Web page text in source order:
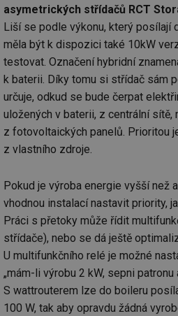
asymetrických střídačů RCT
Liší se podle výkonu, který posílají
měla být k dispozici také 10kW
testovat. Označení hybridní
k baterii. Díky tomu si střídač sám
určuje, odkud se bude čerpat
uložených v baterii, z centrální sítě,
z fotovoltaických panelů. Prioritou
z vlastního zdroje.
Pokud je výroba energie vyšší než
vhodnou instalací nastavit priority,
Práci s přetoky může řídit
střídače), nebo se dá ještě
U multifunkčního relé je možné
„mám-li výrobu 2 kW, sepni
S wattrouterem lze do boileru
100 W, tak aby opravdu žádná